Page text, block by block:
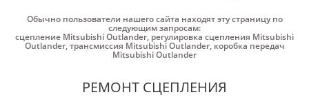
Обычно пользователи нашего сайта находят эту страницу по
следующим запросам:
сцепление Mitsubishi Outlander, регулировка сцепления Mitsubishi
Outlander,трансмиссия Mitsubishi Outlander, коробка передач
Mitsubishi Outlander
РЕМОНТ СЦЕПЛЕНИЯ